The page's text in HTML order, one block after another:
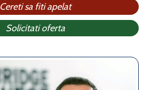
Cereti sa fiti apelat
Solicitati oferta